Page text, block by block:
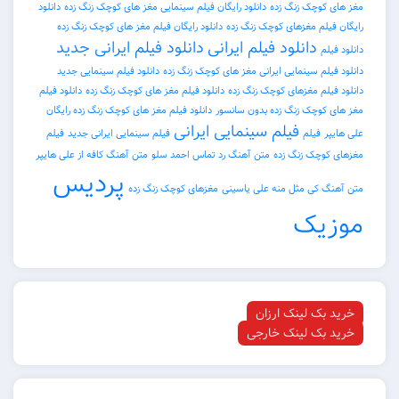
زنگ زده دانلود رایگان فیلم سینمایی مغز های کوچک زنگ زده دانلود
مغزهای کوچک زنگ زده دانلود رایگان فیلم مغز های کوچک زنگ زده
دانلود فیلم ایرانیدانلود فیلم ایرانی جدید
سینمایی ایرانی مغز های کوچک زنگ زده دانلود فیلم سینمایی جدید
مغزهای کوچک زنگ زده دانلود فیلم مغز های کوچک زنگ زده دانلود فیلم
زنگ زده بدون سانسور دانلود فیلم مغز های کوچک زنگ زده رایگان
فیلم سینمایی ایرانی فیلم سینمایی ایرانی جدید فیلم
زنگ زده متن آهنگ رد تماس احمد سلو متن آهنگ کافه از علی هایپر
مثل منه علی یاسینی مغزهای کوچک زنگ زده پردیس
لینک ارزان
لینک خارجی